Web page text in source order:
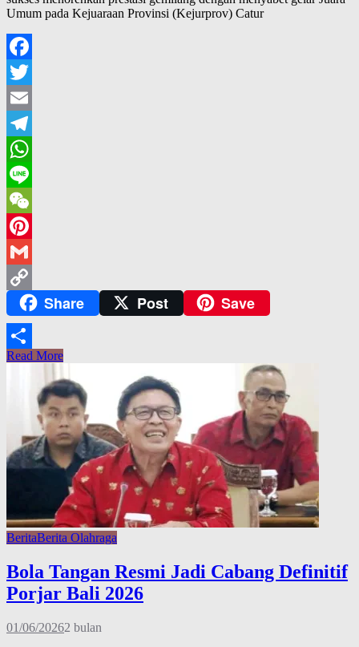
Umum pada Kejuaraan Provinsi (Kejurprov) Catur
Facebook
Twitter
Email
Telegram
WhatsApp
Line
WeChat
Pinterest
Gmail
Copy
Link
Share Post Save
Share
Read More
BeritaBerita Olahraga
Bola Tangan Resmi Jadi Cabang Definitif
Porjar Bali 2026
01/06/20262 bulan